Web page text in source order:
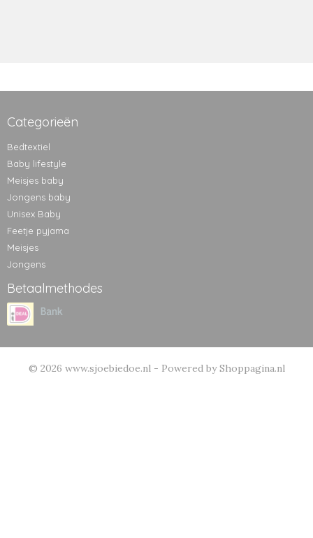
Categorieën
Bedtextiel
Baby lifestyle
Meisjes baby
Jongens baby
Unisex Baby
Feetje pyjama
Meisjes
Jongens
Betaalmethodes
© 2026 www.sjoebiedoe.nl - Powered by Shoppagina.nl